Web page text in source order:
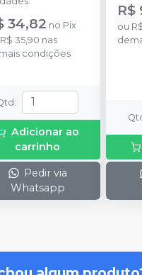
34,82 no Pix
R$ 35,90 nas
condições
:
Adicionar ao
carrinho
Pedir via
Whatsapp
R$
ou